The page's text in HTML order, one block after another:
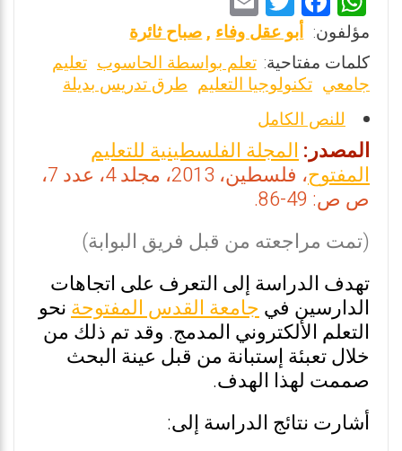
h
at
s
A
p
p
a
ce
b
o
o
k
wi
tt
er
m
ai
l
مؤلفون: أبو عقل وفاء,صباح ثائرة
كلمات مفتاحية: تعلم بواسطة الحاسوب تعليم
جامعي تكنولوجيا التعليم طرق تدريس بديلة
للنص الكامل
المصدر:المجلة الفلسطينية للتعليم
المفتوح
، فلسطين، 2013، مجلد 4، عدد 7،
ص ص: 49-86.
(تمت مراجعته من قبل فريق البوابة)
تهدف الدراسة إلى التعرف على اتجاهات
الدارسين فيجامعة القدس المفتوحةنحو
التعلم الألكتروني المدمج. وقد تم ذلك من
خلال تعبئة إستبانة من قبل عينة البحث
صممت لهذا الهدف.
أشارت نتائج الدراسة إلى: